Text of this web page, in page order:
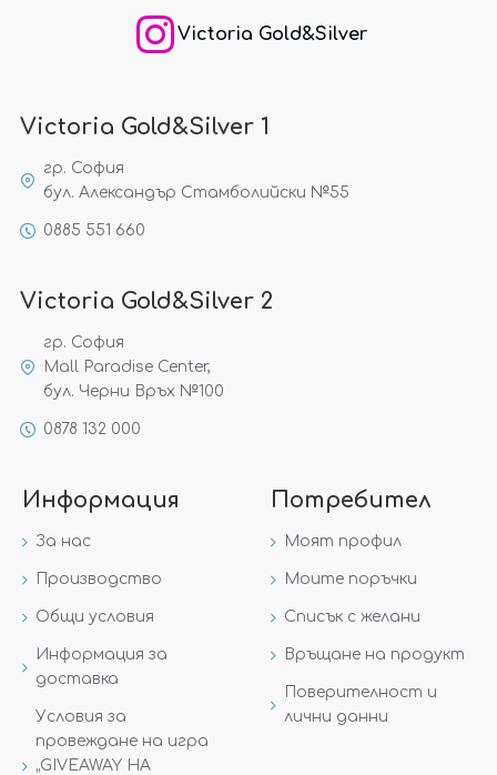
Victoria Gold&Silver
Victoria Gold&Silver 1
гр. София
бул. Александър Стамболийски №55
0885 551 660
Victoria Gold&Silver 2
гр. София
Mall Paradise Center,
бул. Черни Връх №100
0878 132 000
Информация
За нас
Производство
Общи условия
Информация за
доставка
Условия за
провеждане на игра
„GIVEAWAY НА
Потребител
Моят профил
Моите поръчки
Списък с желани
Връщане на продукт
Поверителност и
лични данни